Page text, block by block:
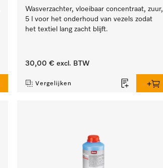
Wasverzachter, vloeibaar concentraat, zuur,
5 l voor het onderhoud van vezels zodat
het textiel lang zacht blijft.
30,00 € excl. BTW
Vergelijken